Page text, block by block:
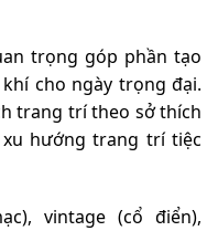
trọng góp phần tạo
cho ngày trọng đại.
trang trí theo sở thích
hướng trang trí tiệc
vintage (cổ điển),